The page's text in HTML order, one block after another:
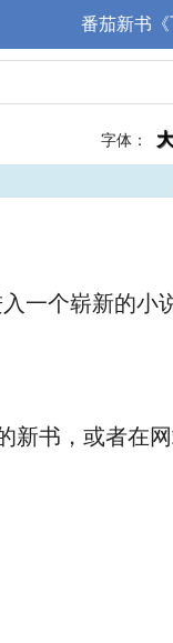
番茄新书
字体： 大
个崭新的小说
书，或者在